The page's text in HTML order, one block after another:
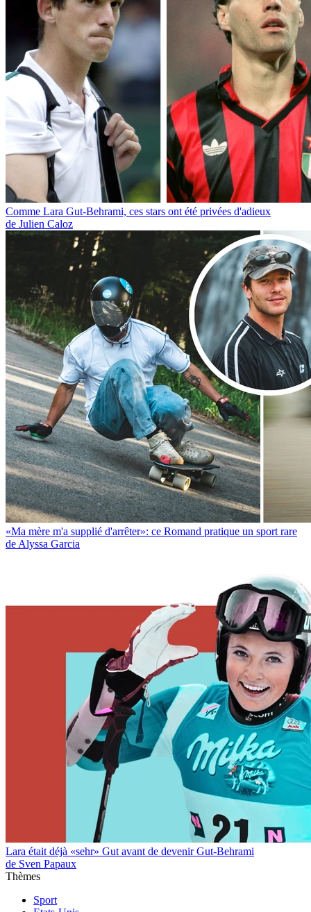
Comme Lara Gut-Behrami, ces stars ont été privées d'adieux
de Julien Caloz
«Ma mère m'a supplié d'arrêter»: ce Romand pratique un sport rare
de Alyssa Garcia
Lara était déjà «sehr» Gut avant de devenir Gut-Behrami
de Sven Papaux
Thèmes
Sport